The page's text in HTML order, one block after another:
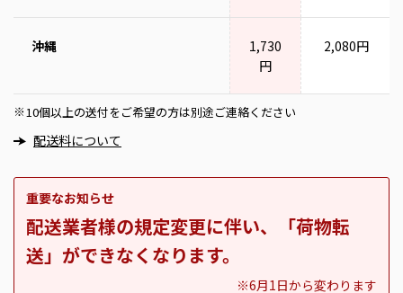
沖縄
1,730
円
2,080円
※ 10個以上の送付をご希望の方は別途ご連絡ください
配送料について
重要なお知らせ
配送業者様の規定変更に伴い、「荷物転
送」ができなくなります。
※6月1日から変わります